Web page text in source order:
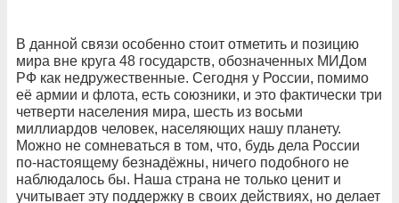
В данной связи особенно стоит отметить и позицию
мира вне круга 48 государств, обозначенных МИДом
РФ как недружественные. Сегодня у России, помимо
её армии и флота, есть союзники, и это фактически три
четверти населения мира, шесть из восьми
миллиардов человек, населяющих нашу планету.
Можно не сомневаться в том, что, будь дела России
по-настоящему безнадёжны, ничего подобного не
наблюдалось бы. Наша страна не только ценит и
учитывает эту поддержку в своих действиях, но делает